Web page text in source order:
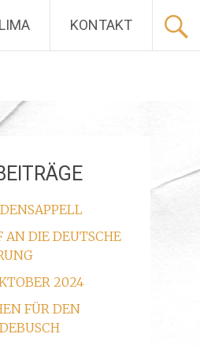
KONTAKT
AN DIE DEUTSCHE
2024
FÜR DEN